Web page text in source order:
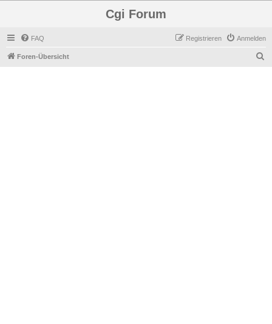
Cgi Forum
FAQ Anmelden
Registrieren
Foren-Übersicht